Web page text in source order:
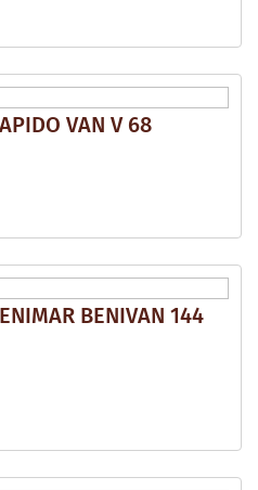
VAN V 68
BENIVAN 144